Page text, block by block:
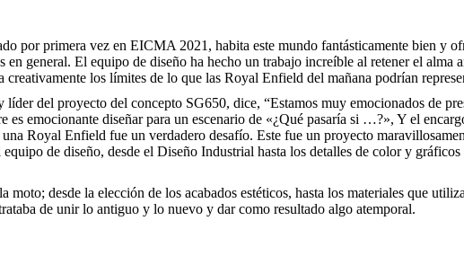
por primera vez en EICMA 2021, habita este mundo fantásticamente bien y
en general. El equipo de diseño ha hecho un trabajo increíble al retener el
creativamente los límites de lo que las Royal Enfield del mañana podrían
del proyecto del concepto SG650, dice, “Estamos muy emocionados de
emocionante diseñar para un escenario de «¿Qué pasaría si …?», Y el
Royal Enfield fue un verdadero desafío. Este fue un proyecto
de diseño, desde el Diseño Industrial hasta los detalles de color y
moto; desde la elección de los acabados estéticos, hasta los materiales que
de unir lo antiguo y lo nuevo y dar como resultado algo atemporal.